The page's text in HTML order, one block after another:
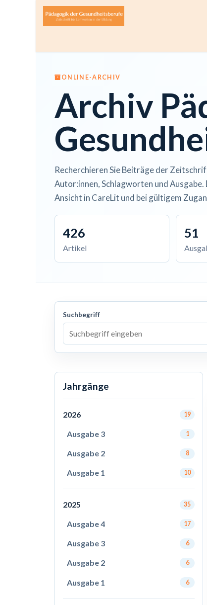
Zum Inhalt springen
ONLINE-ARCHIV
Archiv
Recherchieren Sie Beiträge der
Autor:innen, Schlagworten und
Ansicht in CareLit und bei gültigem
426
Artikel
51
Suchbegriff
Jahrgänge
2026 19
Ausgabe 3 1
Ausgabe 2 8
Ausgabe 1 10
2025 35
Ausgabe 4 17
Ausgabe 3 6
Ausgabe 2 6
Ausgabe 1 6